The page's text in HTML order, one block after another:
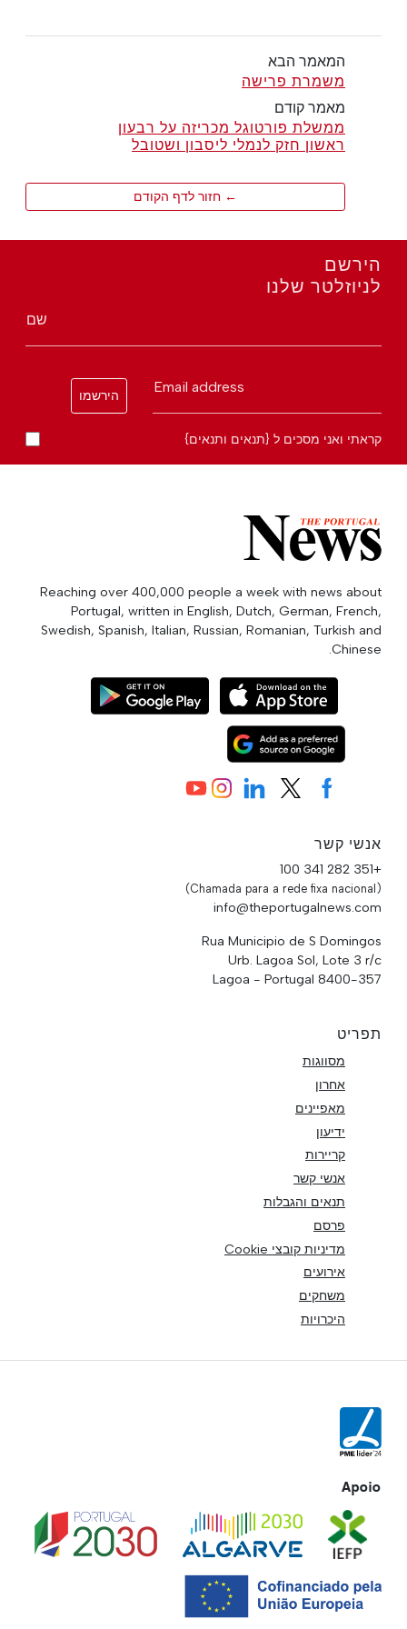
המאמר הבא
משמרת פרישה
מאמר קודם
ממשלת פורטוגל מכריזה על רבעון
ראשון חזק לנמלי ליסבון ושטובל
← חזור לדף הקודם
הירשם
לניוזלטר שלנו
שם
Email address
הירשמו
קראתי ואני מסכים ל {תנאים ותנאים}
Reaching over 400,000 people a week with news about
Portugal, written in English, Dutch, German, French,
Swedish, Spanish, Italian, Russian, Romanian, Turkish and
Chinese.
אנשי קשר
+351 282 341 100
(Chamada para a rede fixa nacional)
info@theportugalnews.com
Rua Municipio de S Domingos
Urb. Lagoa Sol, Lote 3 r/c
8400-357 Lagoa - Portugal
תפריט
מסווגות
אחרון
מאפיינים
ידיעון
קריירות
אנשי קשר
תנאים והגבלות
פרסם
מדיניות קובצי Cookie
אירועים
משחקים
היכרויות
Apoio